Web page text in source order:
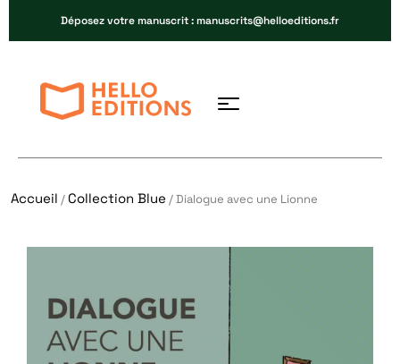
Déposez votre manuscrit : manuscrits@helloeditions.fr
Accueil /Collection Blue / Dialogue avec une Lionne